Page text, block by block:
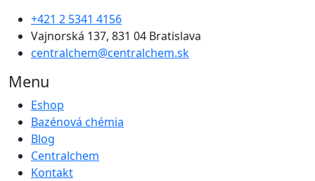
+421 2 5341 4156
Vajnorská 137, 831 04 Bratislava
centralchem@centralchem.sk
Menu
Eshop
Bazénová chémia
Blog
Centralchem
Kontakt